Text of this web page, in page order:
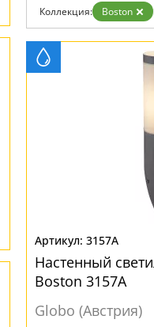
Современный
Флористика
Хай тек
Коллекция: Boston
3157A
Настенный
Boston 3157A
Globo (Австрия)